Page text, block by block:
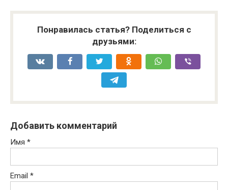
Понравилась статья? Поделиться с
друзьями:
Добавить комментарий
Имя *
Email *